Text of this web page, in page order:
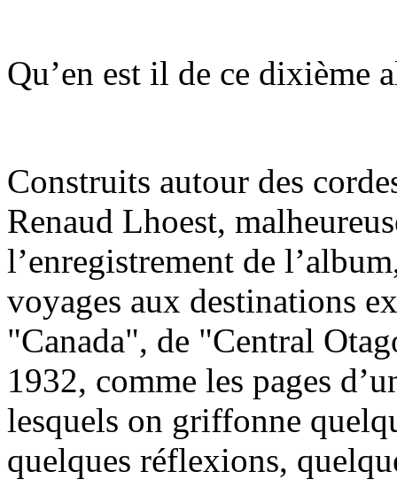
Qu’en est il de ce dixième
Construits autour des
Renaud Lhoest,
l’enregistrement de
voyages aux destinations
"Canada", de "Central
1932, comme les pages
lesquels on griffonne
quelques réflexions,